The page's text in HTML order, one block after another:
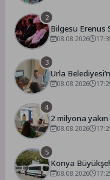
2
Bilgesu Erenus
08.08.2026
3
Urla
danışmanlığı
08.08.2026
4
2 milyona
08.08.2026
5
Konya
Sürdürüyor
08.08.2026